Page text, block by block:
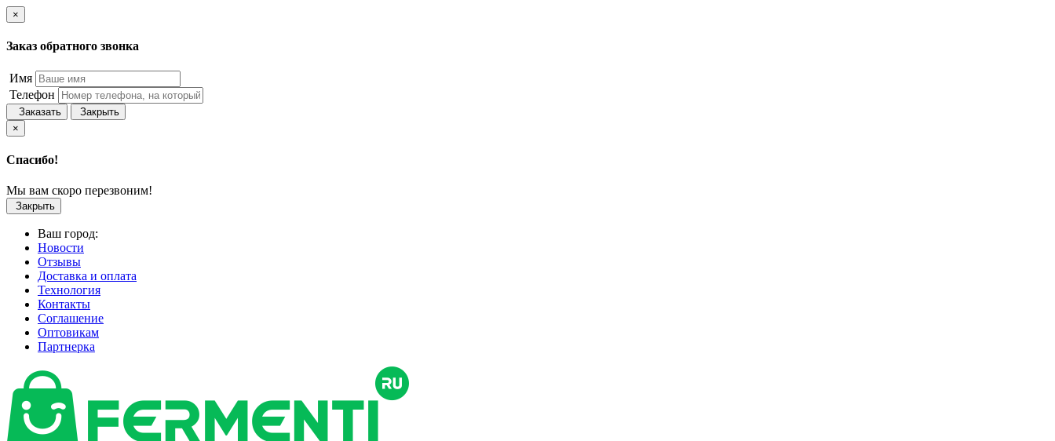
×
Заказ обратного звонка
Имя
Телефон
Заказать
Закрыть
×
Спасибо!
Мы вам скоро перезвоним!
Закрыть
Ваш город:
Новости
Отзывы
Доставка и оплата
Технология
Контакты
Соглашение
Оптовикам
Партнерка